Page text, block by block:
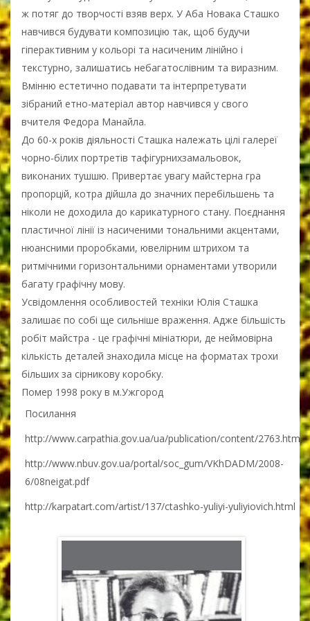
ж потяг до творчості взяв верх. У Аба Новака Сташко
навчився будувати композицію так, щоб будучи
гіперактивним у кольорі та насиченим лінійно і
текстурно, залишатись небагатослівним та виразним.
Вмінню естетично подавати та інтерпретувати
зібраний етно-матеріал автор навчився у свого
вчителя Федора Манайла.
До 60-х років діяльності Сташка належать цілі галереї
чорно-білих портретів тафігурнихзамальовок,
виконаних тушшю. Привертає увагу майстерна гра
пропорцій, котра дійшла до значних перебільшень та
ніколи не доходила до карикатурного стану. Поєднання
пластичної лінії із насиченими тональними акцентами,
нюансними проробками, ювелірним штрихом та
ритмічними горизонтальними орнаментами утворили
багату графічну мову.
Усвідомлення особливостей техніки Юлія Сташка
залишає по собі ще сильніше враження. Адже більшість
робіт майстра - це графічні мініатюри, де неймовірна
кількість деталей знаходила місце на форматах трохи
більших за сірникову коробку.
Помер 1998 року в м.Ужгород
Посилання
http://www.carpathia.gov.ua/ua/publication/content/2763.htm
http://www.nbuv.gov.ua/portal/soc_gum/VKhDADM/2008-
6/08neigat.pdf
http://karpatart.com/artist/137/ctashko-yuliyi-yuliyiovich.html